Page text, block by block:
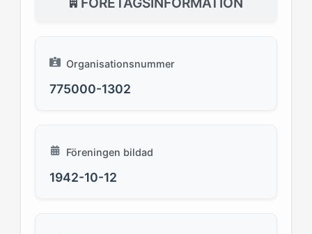
Organisationsnummer
775000-1302
Föreningen bildad
1942-10-12